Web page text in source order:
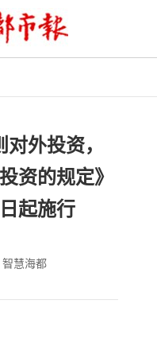
外投资，
资的规定》
起施行
智慧海都